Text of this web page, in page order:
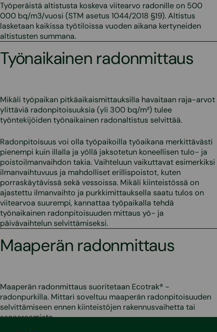
Työperäistä altistusta koskeva viitearvo radonille on 500
000 bq/m3/vuosi (STM asetus 1044/2018 §19). Altistus
lasketaan kaikissa työtiloissa vuoden aikana kertyneiden
altistusten summana.
Työnaikainen radonmittaus
Mikäli työpaikan pitkäaikaismittauksilla havaitaan raja-arvot
ylittäviä radonpitoisuuksia (yli 300 bq/m³) tulee
työntekijöiden työnaikainen radonaltistus selvittää.
Radonpitoisuus voi olla työpaikoilla työaikana merkittävästi
pienempi kuin illalla ja yöllä jaksotetun koneellisen tulo- ja
poistoilmanvaihdon takia. Vaihteluun vaikuttavat esimerkiksi
ilmanvaihtuvuus ja mahdolliset erillispoistot, kuten
porraskäytävissä sekä vessoissa. Mikäli kiinteistössä on
ajastettu ilmanvaihto ja purkkimittauksella saatu tulos on
viitearvoa suurempi, kannattaa työpaikalla tehdä
työnaikainen radonpitoisuuden mittaus yö- ja
päivävaihtelun selvittämiseksi.
Maaperän radonmittaus
Maaperän radonmittaus suoritetaan Ecotrak® -
radonpurkilla. Mittari soveltuu maaperän radonpitoisuuden
selvittämiseen ennen kiinteistöjen rakennusvaihetta tai
saneeraamista.